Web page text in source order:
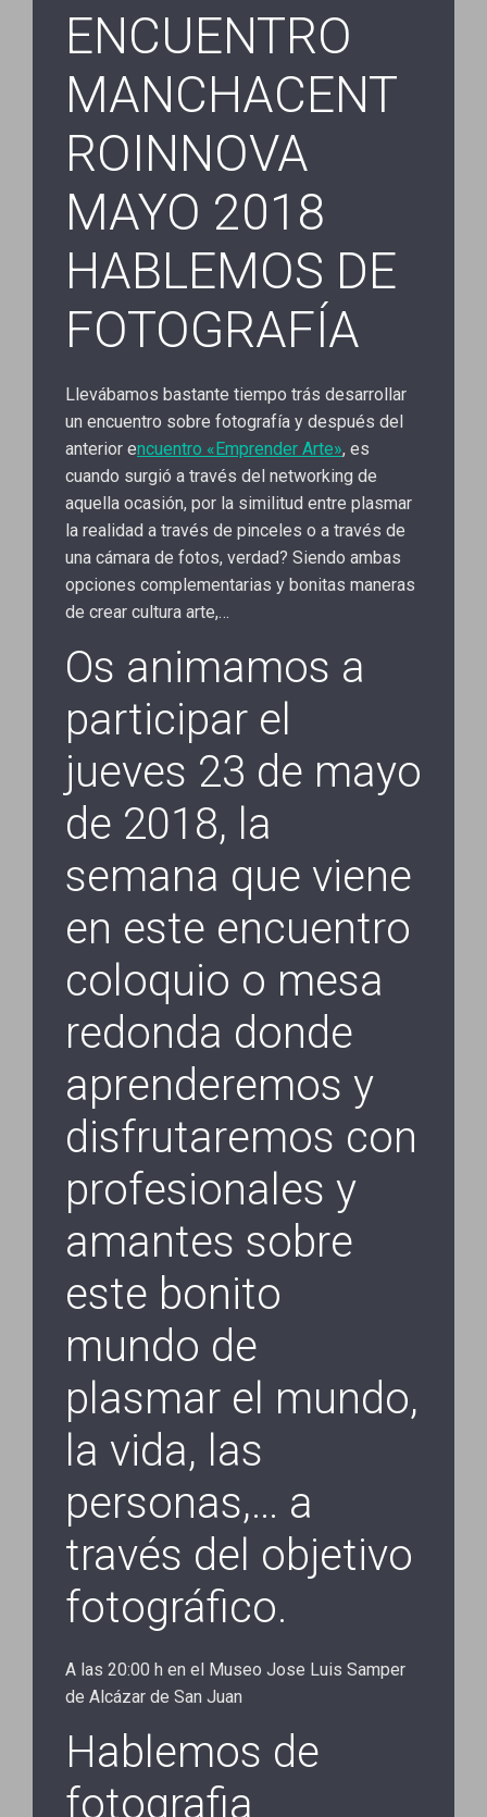
ENCUENTRO
MANCHACENT
ROINNOVA
MAYO 2018
HABLEMOS DE
FOTOGRAFÍA
Llevábamos bastante tiempo trás desarrollar
un encuentro sobre fotografía y después del
anterior encuentro «Emprender Arte», es
cuando surgió a través del networking de
aquella ocasión, por la similitud entre plasmar
la realidad a través de pinceles o a través de
una cámara de fotos, verdad? Siendo ambas
opciones complementarias y bonitas maneras
de crear cultura arte,…
Os animamos a
participar el
jueves 23 de mayo
de 2018, la
semana que viene
en este encuentro
coloquio o mesa
redonda donde
aprenderemos y
disfrutaremos con
profesionales y
amantes sobre
este bonito
mundo de
plasmar el mundo,
la vida, las
personas,… a
través del objetivo
fotográfico.
A las 20:00 h en el Museo Jose Luis Samper
de Alcázar de San Juan
Hablemos de
fotografia